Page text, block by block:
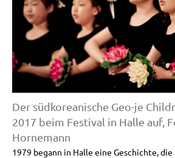
Der südkoreanische Geo-je
2017 beim Festival in Halle auf,
Hornemann
1979 begann in Halle eine Geschichte, die